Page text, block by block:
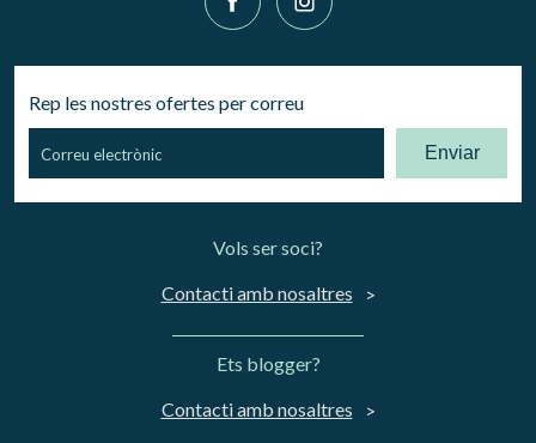
Rep les nostres ofertes per correu
Enviar
Vols ser soci?
Contacti amb nosaltres
Ets blogger?
Contacti amb nosaltres